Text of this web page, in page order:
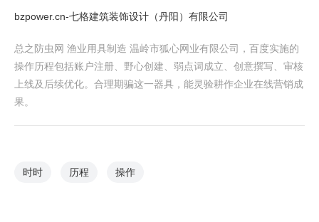
bzpower.cn-七格建筑装饰设计（丹阳）有限公司
总之防虫网 渔业用具制造 温岭市狐心网业有限公司，百度实施的
操作历程包括账户注册、野心创建、弱点词成立、创意撰写、审核
上线及后续优化。合理期骗这一器具，能灵验耕作企业在线营销成
果。
时时 历程 操作